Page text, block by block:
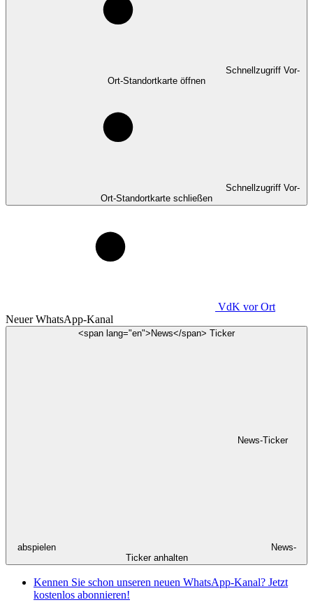
Schnellzugriff Vor-
Ort-Standortkarte öffnen
Schnellzugriff Vor-
Ort-Standortkarte schließen
VdK vor Ort
Neuer WhatsApp-Kanal
<span lang="en">News</span> Ticker
News-Ticker
abspielen
News-
Ticker anhalten
Kennen Sie schon unseren neuen WhatsApp-Kanal? Jetzt
kostenlos abonnieren!